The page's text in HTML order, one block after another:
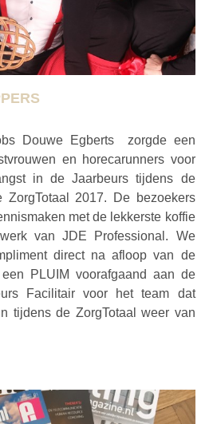
Douwe Egberts zorgde een
en horecarunners voor
in de Jaarbeurs tijdens de
ZorgTotaal 2017. De bezoekers
met de lekkerste koffie
van JDE Professional. We
direct na afloop van de
PLUIM voorafgaand aan de
Facilitair voor het team dat
tijdens de ZorgTotaal weer van